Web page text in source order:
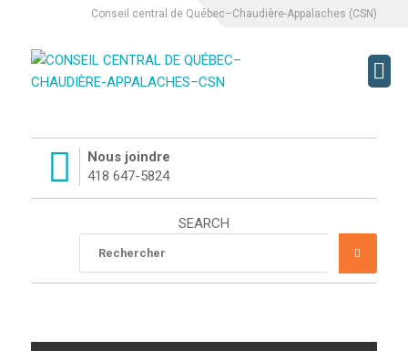
Conseil central de Québec–Chaudière-Appalaches (CSN)
Nous joindre
418 647-5824
SEARCH